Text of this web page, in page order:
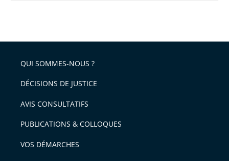
arriver
après
l'article
pour
avant
QUI SOMMES-NOUS ?
DÉCISIONS DE JUSTICE
AVIS CONSULTATIFS
PUBLICATIONS & COLLOQUES
VOS DÉMARCHES